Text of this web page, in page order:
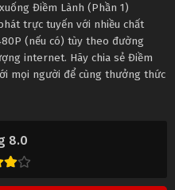
8.0
Điềm Lành (Phần 1)
trực tuyến với nhiều chất
(nếu có) tùy theo đường
internet. Hãy chia sẻ Điềm
mọi người để cùng thưởng thức